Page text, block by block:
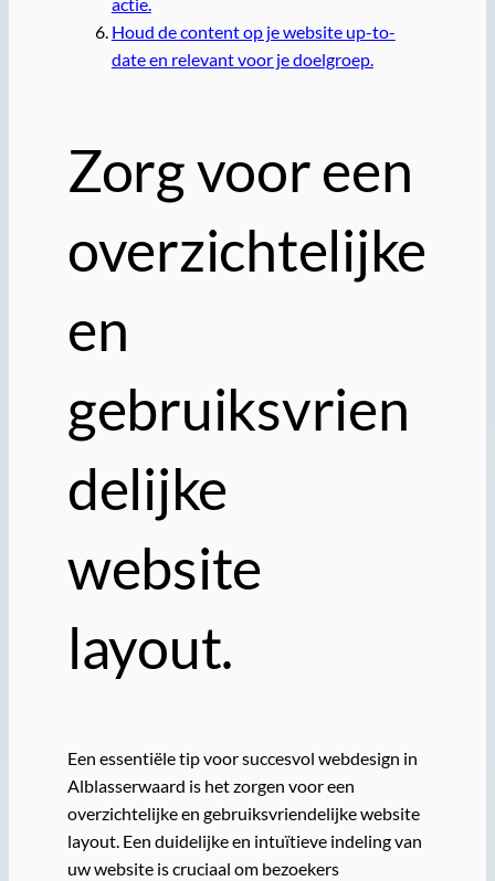
actie.
Houd de content op je website up-to-
date en relevant voor je doelgroep.
Zorg voor een
overzichtelijke
en
gebruiksvrien
delijke
website
layout.
Een essentiële tip voor succesvol webdesign in
Alblasserwaard is het zorgen voor een
overzichtelijke en gebruiksvriendelijke website
layout. Een duidelijke en intuïtieve indeling van
uw website is cruciaal om bezoekers